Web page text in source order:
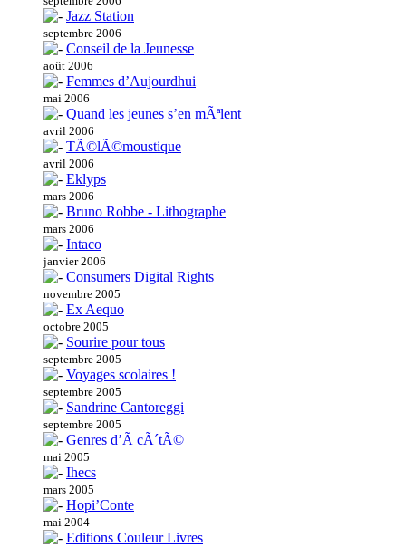
Jazz Station
septembre 2006
Conseil de la Jeunesse
août 2006
Femmes d’Aujourdhui
mai 2006
Quand les jeunes s’en mÃªlent
avril 2006
TÃ©lÃ©moustique
avril 2006
Eklyps
mars 2006
Bruno Robbe - Lithographe
mars 2006
Intaco
janvier 2006
Consumers Digital Rights
novembre 2005
Ex Aequo
octobre 2005
Sourire pour tous
septembre 2005
Voyages scolaires !
septembre 2005
Sandrine Cantoreggi
septembre 2005
Genres d’Ã cÃ´tÃ©
mai 2005
Ihecs
mars 2005
Hopi’Conte
mai 2004
Editions Couleur Livres